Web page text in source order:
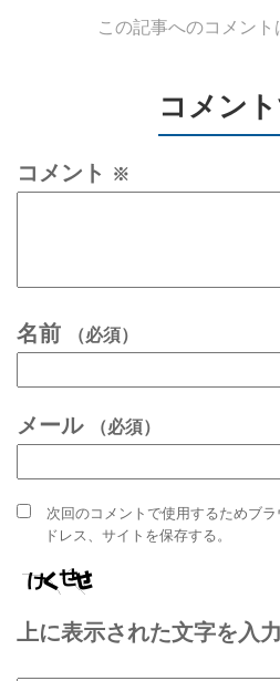
この記事へのコメント
コメン
コメント ※
名前 （必須）
メール （必須）
次回のコメントで使用するためブ
ドレス、サイトを保存する。
上に表示された文字を入